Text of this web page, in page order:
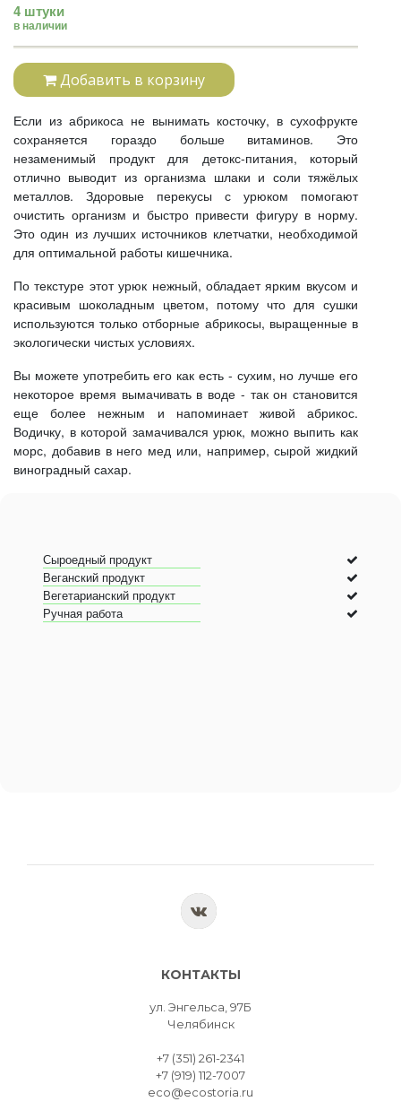
4 штуки
в наличии
Добавить в корзину
Если из абрикоса не вынимать косточку, в сухофрукте
сохраняется гораздо больше витаминов. Это
незаменимый продукт для детокс-питания, который
отлично выводит из организма шлаки и соли тяжёлых
металлов. Здоровые перекусы с урюком помогают
очистить организм и быстро привести фигуру в норму.
Это один из лучших источников клетчатки, необходимой
для оптимальной работы кишечника.
По текстуре этот урюк нежный, обладает ярким вкусом и
красивым шоколадным цветом, потому что для сушки
используются только отборные абрикосы, выращенные в
экологически чистых условиях.
Вы можете употребить его как есть - сухим, но лучше его
некоторое время вымачивать в воде - так он становится
еще более нежным и напоминает живой абрикос.
Водичку, в которой замачивался урюк, можно выпить как
морс, добавив в него мед или, например, сырой жидкий
виноградный сахар.
Сыроедный продукт
Веганский продукт
Вегетарианский продукт
Ручная работа
КОНТАКТЫ
ул. Энгельса, 97Б
Челябинск
+7 (351) 261-2341
+7 (919) 112-7007
eco@ecostoria.ru